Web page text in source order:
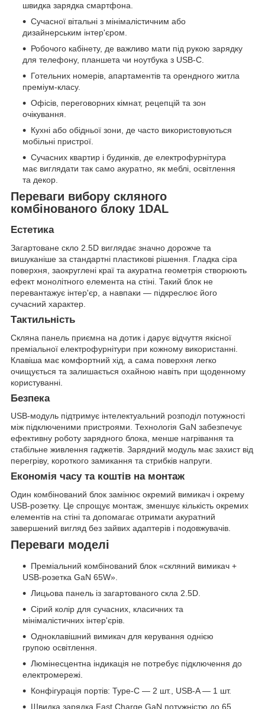
швидка зарядка смартфона.
Сучасної вітальні з мінімалістичним або
дизайнерським інтер'єром.
Робочого кабінету, де важливо мати під рукою зарядку
для телефону, планшета чи ноутбука з USB-C.
Готельних номерів, апартаментів та орендного житла
преміум-класу.
Офісів, переговорних кімнат, рецепцій та зон
очікування.
Кухні або обідньої зони, де часто використовуються
мобільні пристрої.
Сучасних квартир і будинків, де електрофурнітура
має виглядати так само акуратно, як меблі, освітлення
та декор.
Переваги вибору скляного
комбінованого блоку 1DAL
Естетика
Загартоване скло 2.5D виглядає значно дорожче та
вишуканіше за стандартні пластикові рішення. Гладка сіра
поверхня, заокруглені краї та акуратна геометрія створюють
ефект монолітного елемента на стіні. Такий блок не
перевантажує інтер'єр, а навпаки — підкреслює його
сучасний характер.
Тактильність
Скляна панель приємна на дотик і дарує відчуття якісної
преміальної електрофурнітури при кожному використанні.
Клавіша має комфортний хід, а сама поверхня легко
очищується та залишається охайною навіть при щоденному
користуванні.
Безпека
USB-модуль підтримує інтелектуальний розподіл потужності
між підключеними пристроями. Технологія GaN забезпечує
ефективну роботу зарядного блока, менше нагрівання та
стабільне живлення гаджетів. Зарядний модуль має захист від
перегріву, короткого замикання та стрибків напруги.
Економія часу та коштів на монтаж
Один комбінований блок замінює окремий вимикач і окрему
USB-розетку. Це спрощує монтаж, зменшує кількість окремих
елементів на стіні та допомагає отримати акуратний
завершений вигляд без зайвих адаптерів і подовжувачів.
Переваги моделі
Преміальний комбінований блок «скляний вимикач +
USB-розетка GaN 65W».
Лицьова панель із загартованого скла 2.5D.
Сірий колір для сучасних, класичних та
мінімалістичних інтер'єрів.
Одноклавішний вимикач для керування однією
групою освітлення.
Люмінесцентна індикація не потребує підключення до
електромережі.
Конфігурація портів: Type-C — 2 шт., USB-A — 1 шт.
Швидка зарядка Fast Charge GaN потужністю до 65